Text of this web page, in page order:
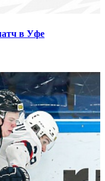
в Уфе